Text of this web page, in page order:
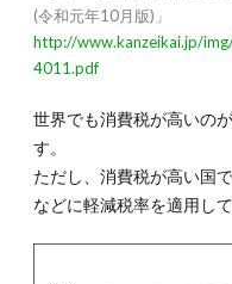
(令和元年10月版)」
http://www.kanzeikai.jp/
4011.pdf
世界でも消費税が高いの
す。
ただし、消費税が高い国
などに軽減税率を適用し